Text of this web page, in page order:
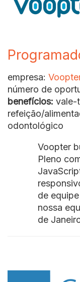
empresa:
número de
benefícios: vale-
refeição/
odontológico
Voopter
Pleno
de
nossa
de